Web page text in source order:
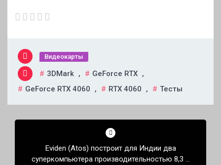
Видеокарты
3DMark , GeForce RTX ,
GeForce RTX 4060
, RTX 4060 , Тесты
Навигация
записямEviden (Atos) построит для Индии два
суперкомпьютера производительностью 8,3 и